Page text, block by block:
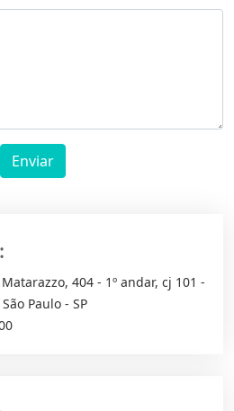
Enviar
404 - 1º andar, cj 101 -
Paulo - SP